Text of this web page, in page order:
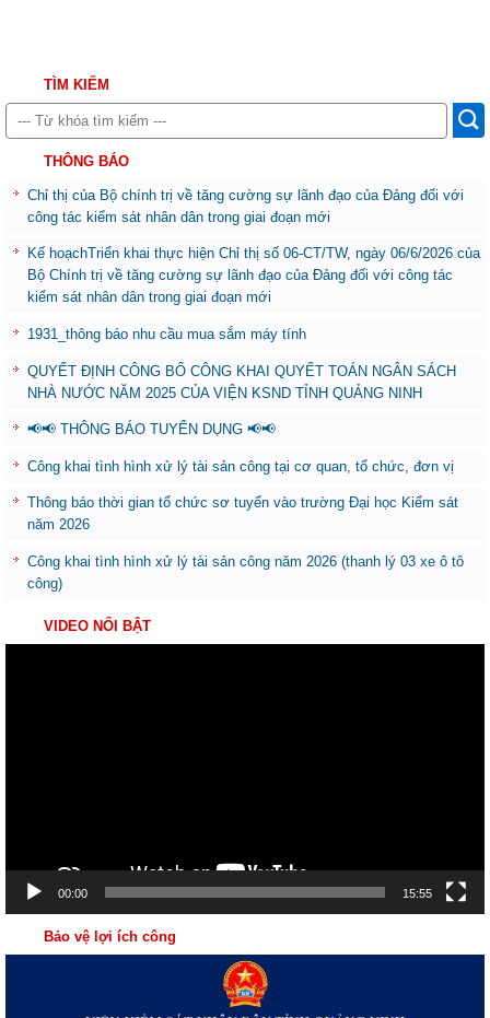
TÌM KIẾM
THÔNG BÁO
Chỉ thị của Bộ chính trị về tăng cường sự lãnh đạo của Đảng đối với
công tác kiểm sát nhân dân trong giai đoạn mới
Kế hoạchTriển khai thực hiện Chỉ thị số 06-CT/TW, ngày 06/6/2026 của
Bộ Chính trị về tăng cường sự lãnh đạo của Đảng đối với công tác
kiểm sát nhân dân trong giai đoạn mới
1931_thông báo nhu cầu mua sắm máy tính
QUYẾT ĐỊNH CÔNG BỐ CÔNG KHAI QUYẾT TOÁN NGÂN SÁCH
NHÀ NƯỚC NĂM 2025 CỦA VIỆN KSND TỈNH QUẢNG NINH
📢📢 THÔNG BÁO TUYỂN DỤNG 📢📢
Công khai tình hình xử lý tài sản công tại cơ quan, tổ chức, đơn vị
Thông báo thời gian tổ chức sơ tuyển vào trường Đại học Kiểm sát
năm 2026
Công khai tình hình xử lý tài sản công năm 2026 (thanh lý 03 xe ô tô
công)
VIDEO NỔI BẬT
00:00 15:55
Bảo vệ lợi ích công